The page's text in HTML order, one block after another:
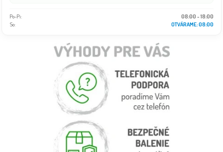
Po-Pi:
08:00 - 18:00
So:
OTVÁRAME: 08:00